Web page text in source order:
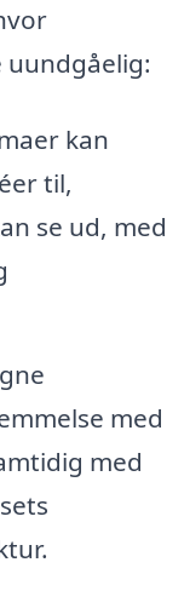
kan
til,
se ud, med
med
med